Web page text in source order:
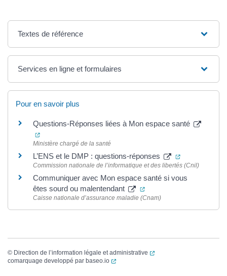
Textes de référence
Services en ligne et formulaires
Pour en savoir plus
Questions-Réponses liées à Mon espace santé
(ouverture dans un nouvel onglet)
Ministère chargé de la santé
L’ENS et le DMP : questions-réponses (ouverture
Commission nationale de l’informatique et des libertés (Cnil)
Communiquer avec Mon espace santé si vous
êtes sourd ou malentendant
(ouverture dans un
Caisse nationale d’assurance maladie (Cnam)
© Direction de l’information légale et administrative
(ouverture dans un
comarquage developpé par baseo.io (ouverture dans un nouvel onglet)